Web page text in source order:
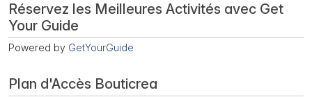
Réservez les Meilleures Activités avec Get
Your Guide
Powered by GetYourGuide
Plan d'Accès Bouticrea